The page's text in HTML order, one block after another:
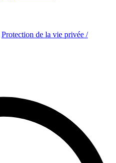
Protection de la vie privée /